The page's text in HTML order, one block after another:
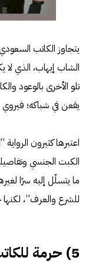
يتجاوز الكاتب
الشاب إيهاب، الذي
تلو الأخرى بالوعود
يقعن في شباكه؛
اعتبرها كثيرون
الكبت الجنسي
ما يتسلّل إليه سرًا
للشرع والعرف”،
5) حرمة للكاتب علي المقري